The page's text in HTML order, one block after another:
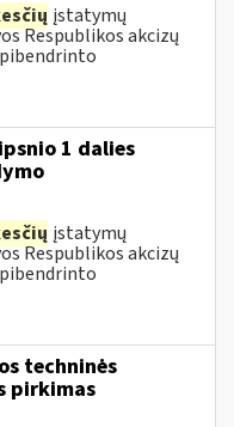
įstatymų
Respublikos akcizų
1 dalies
įstatymų
Respublikos akcizų
techninės
pirkimas